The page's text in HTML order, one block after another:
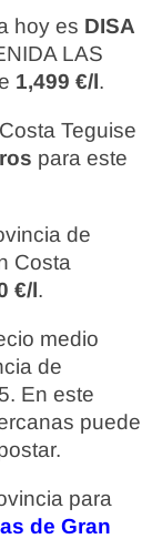
hoy es DISA
LAS
1,499 €/l.
Teguise
para este
de
Costa
€/l.
medio
de
En este
puede
para
de Gran